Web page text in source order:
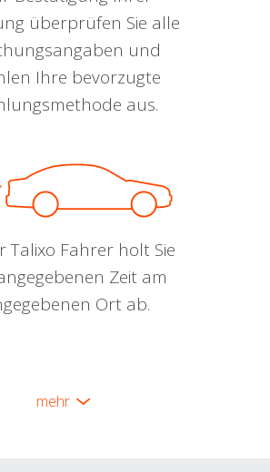
überprüfen Sie alle
und
Ihre bevorzugte
aus.
Talixo Fahrer holt Sie
Zeit am
Ort ab.
mehr